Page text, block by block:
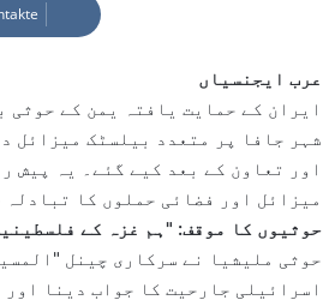
n
عرب ایجنسیاں
ایران کے حمایت یافتہ یمن کے
شہر جافا پر متعدد بیلسٹک میزائل
اور تعاون کے بعد کیے گئے۔ یہ پیش
میزائل اور فضائی حملوں کا
حوثیوں کا موقف: "ہم غزہ کے
حوثی ملیشیا نے سرکاری چینل
اسرائیلی جارحیت کا جواب دینا